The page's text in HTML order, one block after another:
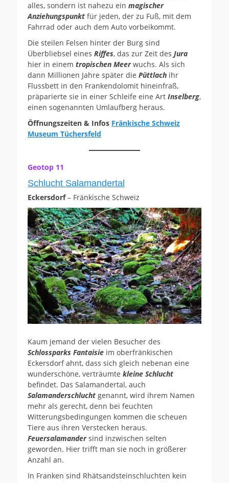
alles, sondern ist nahezu ein magischer
Anziehungspunkt für jeden, der zu Fuß, mit dem
Fahrrad oder auch dem Auto vorbeikommt.
Die steilen Felsen hinter der Burg sind
Überbliebsel eines Riffes, das zur Zeit des Jura
hier in einem tropischen Meerwuchs. Als sich
dann Millionen Jahre später die Püttlach ihr
Flussbett in den Frankendolomit hineinfraß,
präparierte sie in einer Schleife eine Art Inselberg,
einen sogenannten Umlaufberg heraus.
Öffnungszeiten & Infos Fränkische Schweiz
Museum Tüchersfeld
Geotop 11
Schlucht Salamandertal
Eckersdorf– Fränkische Schweiz
Kaum jemand der vielen Besucher des
Schlossparks Fantaisie im oberfränkischen
Eckersdorf ahnt, dass sich gleich nebenan eine
wunderschöne, verträumte kleine Schlucht
befindet. Das Salamandertal, auch
Salamanderschlucht genannt, wird ihrem Namen
mehr als gerecht, denn bei feuchten
Witterungsbedingungen kommen die scheuen
Tiere aus ihren Verstecken heraus.
Feuersalamandersind inzwischen selten
geworden. Hier trifft man sie noch in größerer
Anzahl an.
In Franken sind Rhätsandsteinschluchten kein